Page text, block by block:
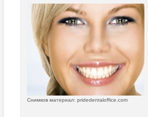
Снимков материал: pridedentaloffice.com